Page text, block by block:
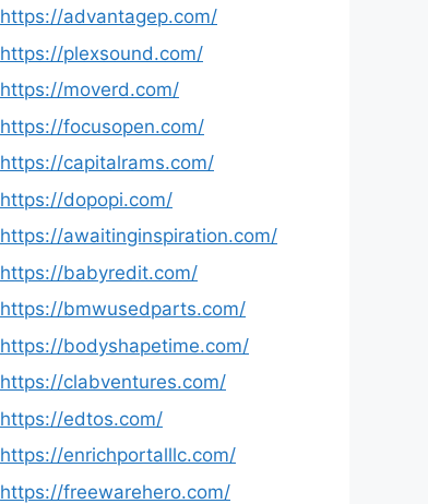
https://advantagep.com/
https://plexsound.com/
https://moverd.com/
https://focusopen.com/
https://capitalrams.com/
https://dopopi.com/
https://awaitinginspiration.com/
https://babyredit.com/
https://bmwusedparts.com/
https://bodyshapetime.com/
https://clabventures.com/
https://edtos.com/
https://enrichportalllc.com/
https://freewarehero.com/